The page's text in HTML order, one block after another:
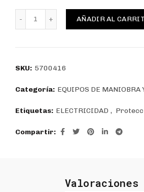
original
era:
es:
Interruptor automático KBM
AÑADIR AL
SKU: 5700416
Categoría: EQUIPOS DE MANIOBRA
Etiquetas: ELECTRICIDAD ,
Compartir